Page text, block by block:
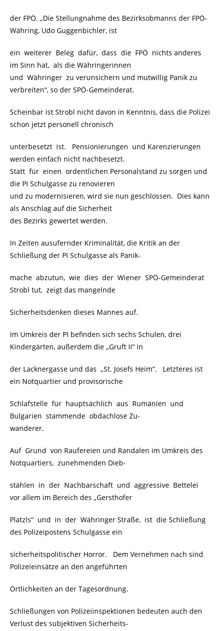
der FPÖ. „Die Stellungnahme des Bezirksobmanns der FPÖ-
Währing, Udo Guggenbichler, ist
ein weiterer Beleg dafür, dass die FPÖ nichts anderes
im Sinn hat, als die Währingerinnen
und Währinger zu verunsichern und mutwillig Panik zu
verbreiten“, so der SPÖ-Gemeinderat.
Scheinbar ist Strobl nicht davon in Kenntnis, dass die Polizei
schon jetzt personell chronisch
unterbesetzt ist. Pensionierungen und Karenzierungen
werden einfach nicht nachbesetzt.
Statt für einen ordentlichen Personalstand zu sorgen und
die PI Schulgasse zu renovieren
und zu modernisieren, wird sie nun geschlossen. Dies kann
als Anschlag auf die Sicherheit
des Bezirks gewertet werden.
In Zeiten ausufernder Kriminalität, die Kritik an der
Schließung der PI Schulgasse als Panik-
mache abzutun, wie dies der Wiener SPÖ-Gemeinderat
Strobl tut, zeigt das mangelnde
Sicherheitsdenken dieses Mannes auf.
Im Umkreis der PI befinden sich sechs Schulen, drei
Kindergärten, außerdem die „Gruft II“ in
der Lacknergasse und das „St. Josefs Heim“. Letzteres ist
ein Notquartier und provisorische
Schlafstelle für hauptsächlich aus Rumänien und
Bulgarien stammende obdachlose Zu-
wanderer.
Auf Grund von Raufereien und Randalen im Umkreis des
Notquartiers, zunehmenden Dieb-
stählen in der Nachbarschaft und aggressive Bettelei
vor allem im Bereich des „Gersthofer
Platzls“ und in der Währinger Straße, ist die Schließung
des Polizeipostens Schulgasse ein
sicherheitspolitischer Horror. Dem Vernehmen nach sind
Polizeieinsätze an den angeführten
Örtlichkeiten an der Tagesordnung.
Schließungen von Polizeiinspektionen bedeuten auch den
Verlust des subjektiven Sicherheits-